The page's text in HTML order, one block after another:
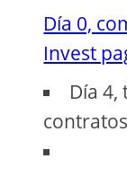
Día 0,
Invest
Día
contratos